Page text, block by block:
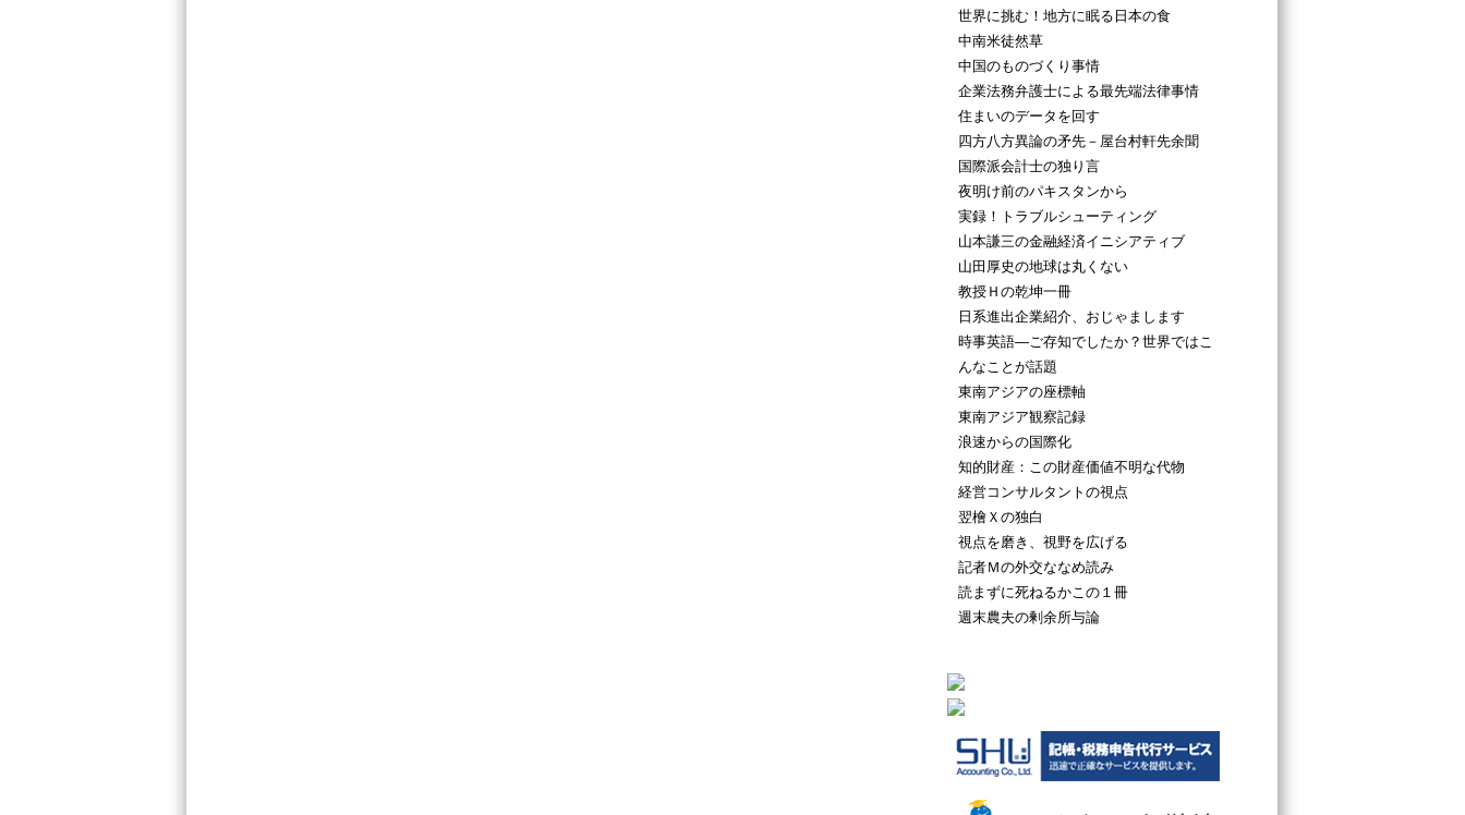
世界に挑む！地方に眠る日本の食
中南米徒然草
中国のものづくり事情
企業法務弁護士による最先端法律事情
住まいのデータを回す
四方八方異論の矛先－屋台村軒先余聞
国際派会計士の独り言
夜明け前のパキスタンから
実録！トラブルシューティング
山本謙三の金融経済イニシアティブ
山田厚史の地球は丸くない
教授Ｈの乾坤一冊
日系進出企業紹介、おじゃまします
時事英語―ご存知でしたか？世界ではこ
んなことが話題
東南アジアの座標軸
東南アジア観察記録
浪速からの国際化
知的財産：この財産価値不明な代物
経営コンサルタントの視点
翌檜Ｘの独白
視点を磨き、視野を広げる
記者Ｍの外交ななめ読み
読まずに死ねるかこの１冊
週末農夫の剰余所与論